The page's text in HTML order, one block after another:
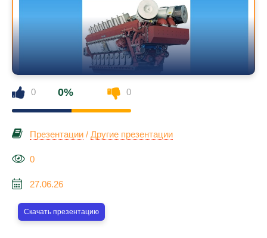
0 0% 0
Презентации / Другие презентации
0
27.06.26
Скачать презентацию